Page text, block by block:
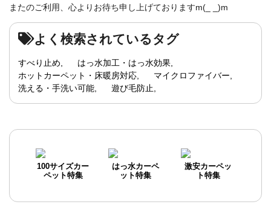
またのご利用、心よりお待ち申し上げておりますm(_ _)m
よく検索されているタグ
すべり止め
はっ水加工・はっ水効果
ホットカーペット・床暖房対応
マイクロファイバー
洗える・手洗い可能
遊び毛防止
100サイズカー
ペット特集
はっ水カーペ
ット特集
激安カーペッ
ト特集